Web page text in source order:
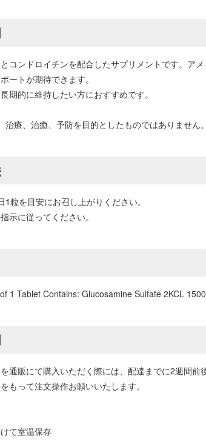
コンドロイチンを配合したサプリメントです。アメ
ートが期待できます。
期的に維持したい方におすすめです。
治療、治癒、予防を目的としたものではありません。
1粒を目安にお召し上がりください。
示に従ってください。
1 Tablet Contains: Glucosamine Sulfate 2KCL
通販にて購入いただく際には、配達までに2週間
もって注文操作お願いいたします。
て室温保存